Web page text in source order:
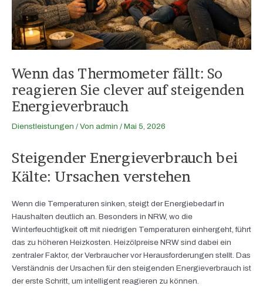
Wenn das Thermometer fällt: So
reagieren Sie clever auf steigenden
Energieverbrauch
Dienstleistungen / Von admin / Mai 5, 2026
Steigender Energieverbrauch bei
Kälte: Ursachen verstehen
Wenn die Temperaturen sinken, steigt der Energiebedarf in
Haushalten deutlich an. Besonders in NRW, wo die
Winterfeuchtigkeit oft mit niedrigen Temperaturen einhergeht, führt
das zu höheren Heizkosten. Heizölpreise NRW sind dabei ein
zentraler Faktor, der Verbraucher vor Herausforderungen stellt. Das
Verständnis der Ursachen für den steigenden Energieverbrauch ist
der erste Schritt, um intelligent reagieren zu können.